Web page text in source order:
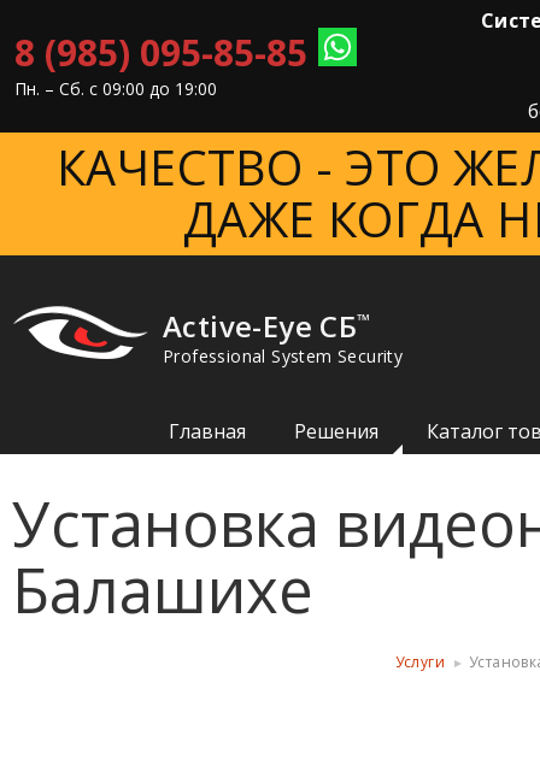
8 (985) 095-85-85
Пн. – Cб. с 09:00 до 19:00
КАЧЕСТВО - ЭТО
ДАЖЕ КОГДА
Active-Eye СБ™
Professional System Security
Главная Решения Каталог
Установка
Балашихе
Услуги